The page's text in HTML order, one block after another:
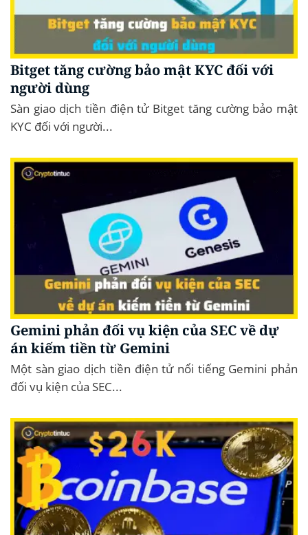
Bitget tăng cường bảo mật KYC đối với
người dùng
Sàn giao dịch tiền điện tử Bitget tăng cường bảo mật
KYC đối với người...
Gemini phản đối vụ kiện của SEC về dự
án kiếm tiền từ Gemini
Một sàn giao dịch tiền điện tử nổi tiếng Gemini phản
đối vụ kiện của SEC...